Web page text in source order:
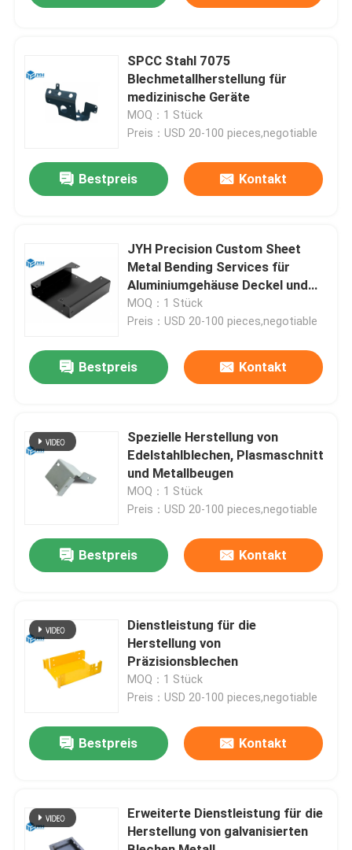
Dienstleistungen
VR-Show
Über uns
Qualitätskontrolle
Treten Sie mit uns in Verbindung
Nachrichten
Fordern Sie ein Zitat
SPCC Stahl 7075
Blechmetallherstellung für
medizinische Geräte
MOQ：1 Stück
Preis：USD 20-100 pieces,negotiable
Bestpreis Kontakt
JYH Precision Custom Sheet
Metal Bending Services für
Aluminiumgehäuse Deckel und
Basisteile
MOQ：1 Stück
Preis：USD 20-100 pieces,negotiable
Bestpreis Kontakt
Spezielle Herstellung von
Edelstahlblechen, Plasmaschnitt
und Metallbeugen
MOQ：1 Stück
Preis：USD 20-100 pieces,negotiable
Bestpreis Kontakt
Dienstleistung für die
Herstellung von
Präzisionsblechen
MOQ：1 Stück
Preis：USD 20-100 pieces,negotiable
Bestpreis Kontakt
Erweiterte Dienstleistung für die
Herstellung von galvanisierten